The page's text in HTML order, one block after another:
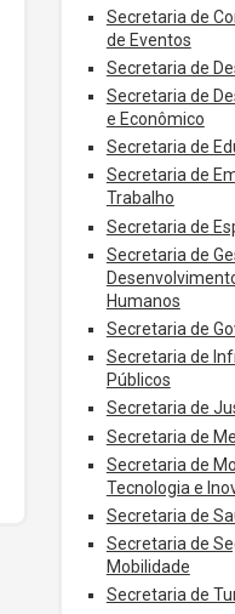
Secretaria de
de Eventos
Secretaria de
Secretaria de
e Econômico
Secretaria de
Secretaria de
Trabalho
Secretaria de
Secretaria de
Humanos
Secretaria de
Secretaria de
Públicos
Secretaria de
Secretaria de
Secretaria de
Tecnologia e
Secretaria de
Secretaria de
Mobilidade
Secretaria de